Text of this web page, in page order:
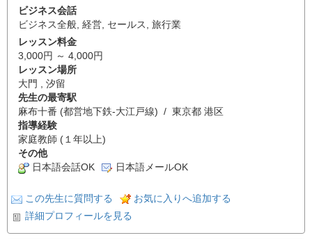
ビジネス会話
ビジネス全般, 経営, セールス, 旅行業
レッスン料金
3,000円 ～ 4,000円
レッスン場所
大門 , 汐留
先生の最寄駅
麻布十番 (都営地下鉄-大江戸線) / 東京都 港区
指導経験
家庭教師 (１年以上)
その他
日本語会話OK
日本語メールOK
この先生に質問する
お気に入りへ追加する
詳細プロフィールを見る